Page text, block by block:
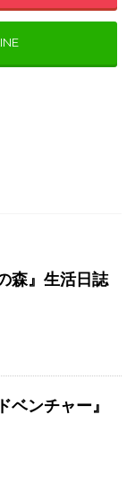
森』生活日誌
ベンチャー』